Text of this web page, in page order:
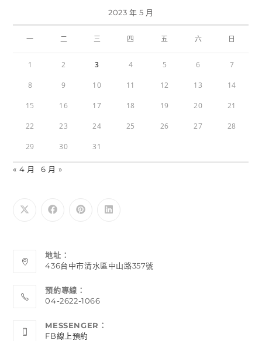
2023 年 5 月
一 二 三 四 五 六 日
1 2 3 4 5 6 7
8 9 10 11 12 13 14
15 16 17 18 19 20 21
22 23 24 25 26 27 28
29 30 31
« 4 月 6 月 »
地址：
436台中市清水區中山路357號
預約專線：
04-2622-1066
MESSENGER：
FB線上預約